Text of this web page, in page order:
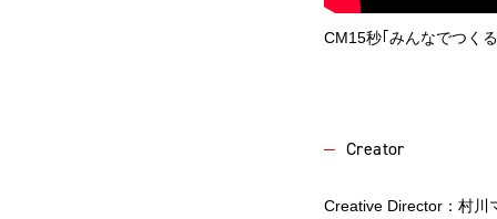
CM15秒｢みんなでつく
Creator
Creative Director：村川